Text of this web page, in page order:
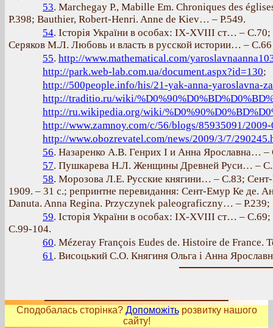
53. Marchegay P., Mabille Em. Chroniques des
Р.398; Bauthier, Robert-Henri. Anne de Kiev… – Р.549.
54. Історія України в особах: ІХ-ХVІІІ ст… –
Серяков М.Л. Любовь и власть в русской истории… – С.66
55. http://www.mathematical.com/
http://park.web-lab.com.ua/document.aspx?id=130;
http://500people.info/his/21-yak-anna-
http://traditio.ru/wiki/
http://ru.wikipedia.org/wiki/
http://www.zamnoy.com/c/56/blogs/85935091/
http://www.obozrevatel.com/news/2009/3/7/
56. Назаренко А.В. Генрих І и Анна Ярославна… –
57. Пушкарева Н.Л. Женщины Древней Руси… –
58. Морозова Л.Е. Русские княгини… – С.83;
1909. – 31 с.; репринтне перевидання: Сент-Емур Ке де.
Danuta. Anna Regina. Przyczynek paleograficzny… –
59. Історія України в особах: ІХ-ХVІІІ ст… –
С.99-104.
60. Mézeray François Eudes de. Histoire de France.
61. Висоцький С.О. Княгиня Ольга і Анна
Сподобалась сторінка? Допоможітьрозвитку нашого
сайту!